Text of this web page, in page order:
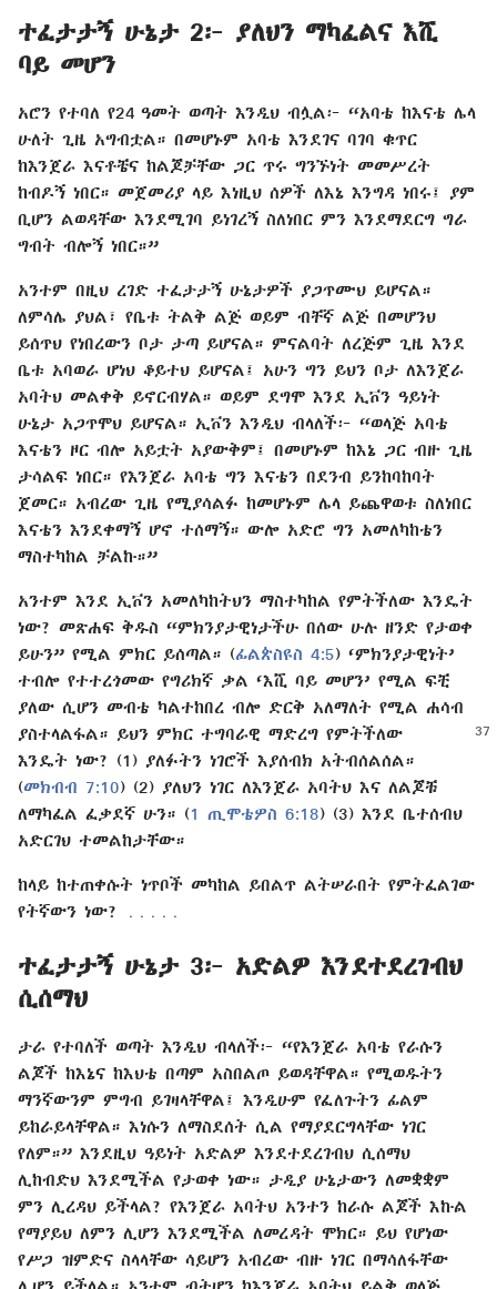
ተፈታታኝ ሁኔታ 2፦ ያለህን ማካፈልና እሺ
ባይ መሆን
አሮን የተባለ የ24 ዓመት ወጣት እንዲህ ብሏል፦ “አባቴ ከእናቴ ሌላ
ሁለት ጊዜ አግብቷል። በመሆኑም አባቴ እንደገና ባገባ ቁጥር
ከእንጀራ እናቶቼና ከልጆቻቸው ጋር ጥሩ ግንኙነት መመሥረት
ከብዶኝ ነበር። መጀመሪያ ላይ እነዚህ ሰዎች ለእኔ እንግዳ ነበሩ፤ ያም
ቢሆን ልወዳቸው እንደሚገባ ይነገረኝ ስለነበር ምን እንደማደርግ ግራ
ግብት ብሎኝ ነበር።”
አንተም በዚህ ረገድ ተፈታታኝ ሁኔታዎች ያጋጥሙህ ይሆናል።
ለምሳሌ ያህል፣ የቤቱ ትልቅ ልጅ ወይም ብቸኛ ልጅ በመሆንህ
ይሰጥህ የነበረውን ቦታ ታጣ ይሆናል። ምናልባት ለረጅም ጊዜ እንደ
ቤቱ አባወራ ሆነህ ቆይተህ ይሆናል፤ አሁን ግን ይህን ቦታ ለእንጀራ
አባትህ መልቀቅ ይኖርብሃል። ወይም ደግሞ እንደ ኢቮን ዓይነት
ሁኔታ አጋጥሞህ ይሆናል። ኢቮን እንዲህ ብላለች፦ “ወላጅ አባቴ
እናቴን ዞር ብሎ አይቷት አያውቅም፤ በመሆኑም ከእኔ ጋር ብዙ ጊዜ
ታሳልፍ ነበር። የእንጀራ አባቴ ግን እናቴን በደንብ ይንከባከባት
ጀመር። አብረው ጊዜ የሚያሳልፉ ከመሆኑም ሌላ ይጨዋወቱ ስለነበር
እናቴን እንደቀማኝ ሆኖ ተሰማኝ። ውሎ አድሮ ግን አመለካከቴን
ማስተካከል ቻልኩ።”
አንተም እንደ ኢቮን አመለካከትህን ማስተካከል የምትችለው እንዴት
ነው? መጽሐፍ ቅዱስ “ምክንያታዊነታችሁ በሰው ሁሉ ዘንድ የታወቀ
ይሁን” የሚል ምክር ይሰጣል። (ፊልጵስዩስ 4:5) ‘ምክንያታዊነት’
ተብሎ የተተረጎመው የግሪክኛ ቃል ‘እሺ ባይ መሆን’ የሚል ፍቺ
ያለው ሲሆን መብቴ ካልተከበረ ብሎ ድርቅ አለማለት የሚል ሐሳብ
ያስተላልፋል። ይህን ምክር ተግባራዊ ማድረግ የምትችለው
እንዴት ነው? (1) ያለፉትን ነገሮች እያሰብክ አትብሰልሰል።
(መክብብ 7:10) (2) ያለህን ነገር ለእንጀራ አባትህ እና ለልጆቹ
ለማካፈል ፈቃደኛ ሁን። (1 ጢሞቴዎስ 6:18) (3) እንደ ቤተሰብህ
አድርገህ ተመልከታቸው።
ከላይ ከተጠቀሱት ነጥቦች መካከል ይበልጥ ልትሠራበት የምትፈልገው
የትኛውን ነው? ․․․․․
ተፈታታኝ ሁኔታ 3፦ አድልዎ እንደተደረገብህ
ሲሰማህ
ታራ የተባለች ወጣት እንዲህ ብላለች፦ “የእንጀራ አባቴ የራሱን
ልጆች ከእኔና ከእህቴ በጣም አስበልጦ ይወዳቸዋል። የሚወዱትን
ማንኛውንም ምግብ ይገዛላቸዋል፤ እንዲሁም የፈለጉትን ፊልም
ይከራይላቸዋል። እነሱን ለማስደሰት ሲል የማያደርግላቸው ነገር
የለም።” እንደዚህ ዓይነት አድልዎ እንደተደረገብህ ሲሰማህ
ሊከብድህ እንደሚችል የታወቀ ነው። ታዲያ ሁኔታውን ለመቋቋም
ምን ሊረዳህ ይችላል? የእንጀራ አባትህ አንተን ከራሱ ልጆች እኩል
የማያይህ ለምን ሊሆን እንደሚችል ለመረዳት ሞክር። ይህ የሆነው
የሥጋ ዝምድና ስላላቸው ሳይሆን አብረው ብዙ ነገር በማሳለፋቸው
ሊሆን ይችላል። አንተም ብትሆን ከእንጀራ አባትህ ይልቅ ወላጅ